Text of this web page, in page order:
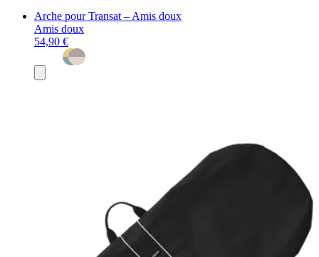
Arche pour Transat – Amis doux
Amis doux
54,90 €
au